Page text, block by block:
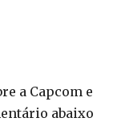
a Capcom e
abaixo